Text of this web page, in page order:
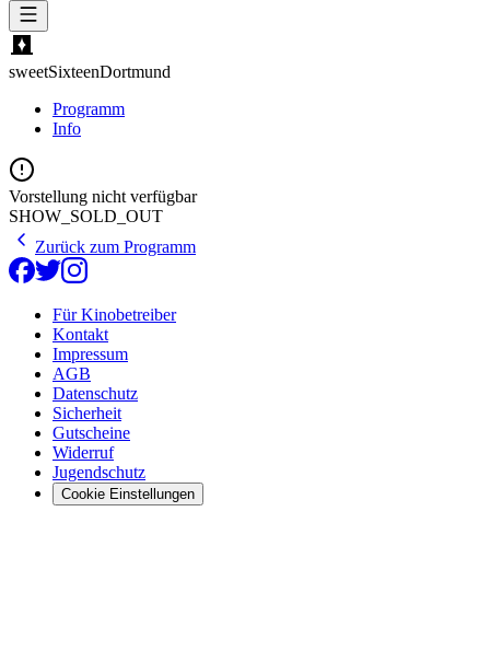
sweetSixteenDortmund
Programm
Info
Vorstellung nicht verfügbar
SHOW_SOLD_OUT
Zurück zum Programm
Für Kinobetreiber
Kontakt
Impressum
AGB
Datenschutz
Sicherheit
Gutscheine
Widerruf
Jugendschutz
Cookie Einstellungen